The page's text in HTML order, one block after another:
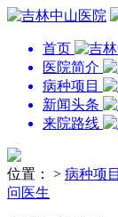
首页
医院简介
病种项目
新闻头条
来院路线
位置： > 病种项目
问医生